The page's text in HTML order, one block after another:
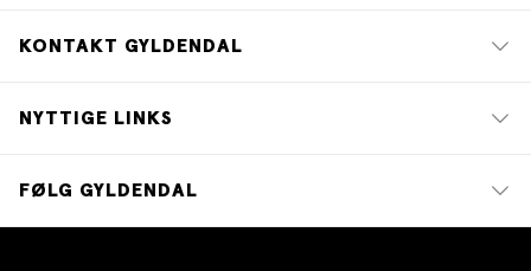
KONTAKT GYLDENDAL
NYTTIGE LINKS
FØLG GYLDENDAL